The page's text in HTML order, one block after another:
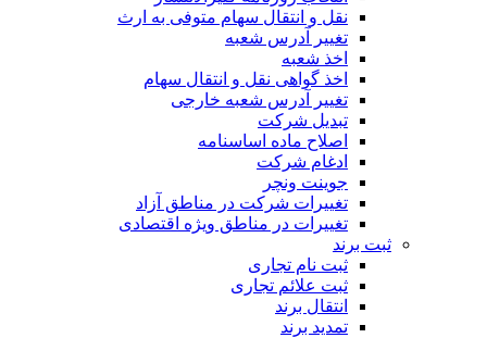
نقل و انتقال سهام متوفی به ارث
تغییر آدرس شعبه
اخذ شعبه
اخذ گواهی نقل و انتقال سهام
تغییر آدرس شعبه خارجی
تبدیل شرکت
اصلاح ماده اساسنامه
ادغام شرکت
جوینت ونچر
تغییرات شرکت در مناطق آزاد
تغییرات در مناطق ویژه اقتصادی
ثبت برند
ثبت نام تجاری
ثبت علائم تجاری
انتقال برند
تمدید برند